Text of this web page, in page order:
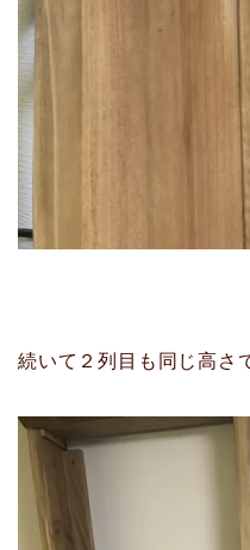
続いて２列目も同じ高さ